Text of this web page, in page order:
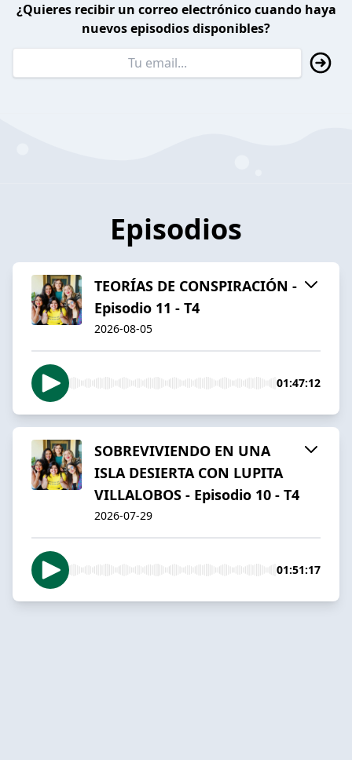
¿Quieres recibir un correo electrónico cuando haya
nuevos episodios disponibles?
Episodios
TEORÍAS DE CONSPIRACIÓN -
Episodio 11 - T4
2026-08-05
01:47:12
SOBREVIVIENDO EN UNA
ISLA DESIERTA CON LUPITA
VILLALOBOS - Episodio 10 - T4
2026-07-29
01:51:17